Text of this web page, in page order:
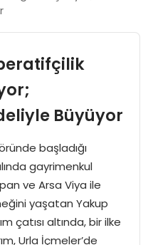
Büyüyor
başladığı
gayrimenkul
ve Arsa Viya ile
yaşatan Yakup
çatısı altında, bir ilke
Urla İçmeler’de